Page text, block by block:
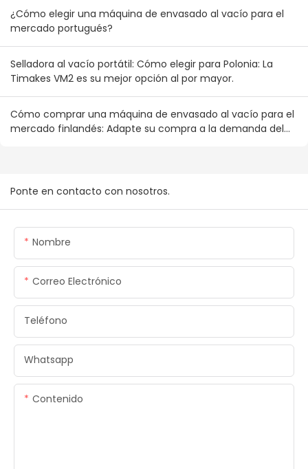
¿Cómo elegir una máquina de envasado al vacío para el
mercado portugués?
Selladora al vacío portátil: Cómo elegir para Polonia: La
Timakes VM2 es su mejor opción al por mayor.
Cómo comprar una máquina de envasado al vacío para el
mercado finlandés: Adapte su compra a la demanda del
Ponte en contacto con nosotros.
Nombre
Correo Electrónico
Teléfono
Whatsapp
Contenido